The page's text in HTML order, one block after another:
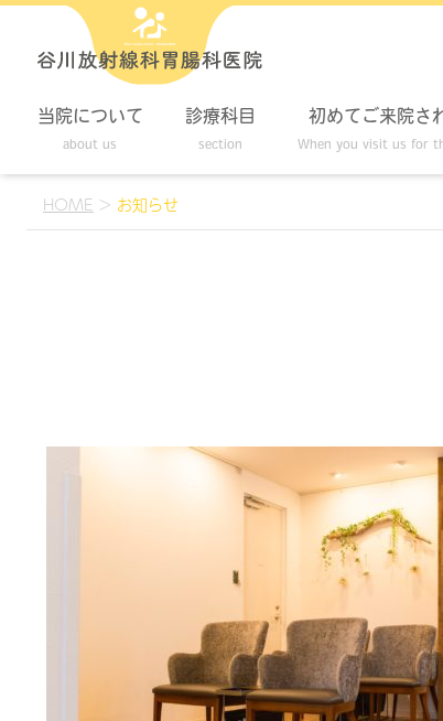
当院について
about us
診療科目
section
初めてご来院さ
When you visit us for
HOME > お知らせ